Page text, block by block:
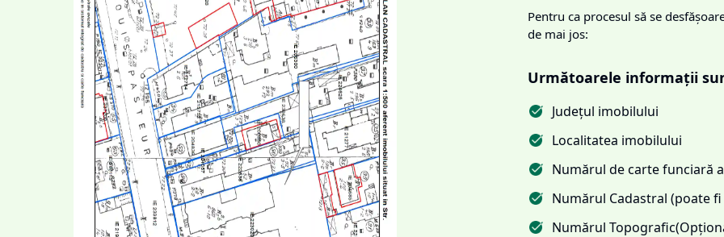
Pentru ca procesul să se
de mai jos:
Următoarele informații
Județul imobilului
Localitatea imobilului
Numărul de carte funciară
Numărul Cadastral (poate
Numărul